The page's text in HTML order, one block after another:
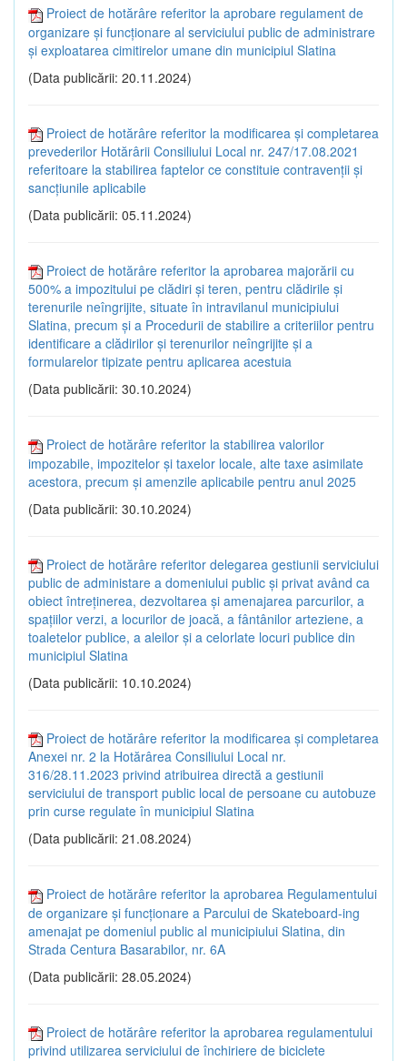
Proiect de hotărâre referitor la aprobare regulament de
organizare și funcționare al serviciului public de administrare
și exploatarea cimitirelor umane din municipiul Slatina
(Data publicării: 20.11.2024)
Proiect de hotărâre referitor la modificarea și completarea
prevederilor Hotărârii Consiliului Local nr. 247/17.08.2021
referitoare la stabilirea faptelor ce constituie contravenții și
sancțiunile aplicabile
(Data publicării: 05.11.2024)
Proiect de hotărâre referitor la aprobarea majorării cu
500% a impozitului pe clădiri și teren, pentru clădirile și
terenurile neîngrijite, situate în intravilanul municipiului
Slatina, precum și a Procedurii de stabilire a criteriilor pentru
identificare a clădirilor și terenurilor neîngrijite și a
formularelor tipizate pentru aplicarea acestuia
(Data publicării: 30.10.2024)
Proiect de hotărâre referitor la stabilirea valorilor
impozabile, impozitelor și taxelor locale, alte taxe asimilate
acestora, precum și amenzile aplicabile pentru anul 2025
(Data publicării: 30.10.2024)
Proiect de hotărâre referitor delegarea gestiunii serviciului
public de administare a domeniului public și privat având ca
obiect întreținerea, dezvoltarea și amenajarea parcurilor, a
spațiilor verzi, a locurilor de joacă, a fântânilor arteziene, a
toaletelor publice, a aleilor și a celorlate locuri publice din
municipiul Slatina
(Data publicării: 10.10.2024)
Proiect de hotărâre referitor la modificarea și completarea
Anexei nr. 2 la Hotărârea Consiliului Local nr.
316/28.11.2023 privind atribuirea directă a gestiunii
serviciului de transport public local de persoane cu autobuze
prin curse regulate în municipiul Slatina
(Data publicării: 21.08.2024)
Proiect de hotărâre referitor la aprobarea Regulamentului
de organizare și funcționare a Parcului de Skateboard-ing
amenajat pe domeniul public al municipiului Slatina, din
Strada Centura Basarabilor, nr. 6A
(Data publicării: 28.05.2024)
Proiect de hotărâre referitor la aprobarea regulamentului
privind utilizarea serviciului de închiriere de biciclete